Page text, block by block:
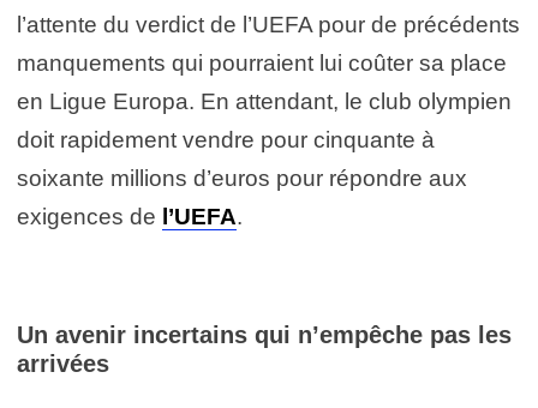
l’attente du verdict de l’UEFA pour de précédents
manquements qui pourraient lui coûter sa place
en Ligue Europa. En attendant, le club olympien
doit rapidement vendre pour cinquante à
soixante millions d’euros pour répondre aux
exigences de l’UEFA.
Un avenir incertains qui n’empêche pas les
arrivées